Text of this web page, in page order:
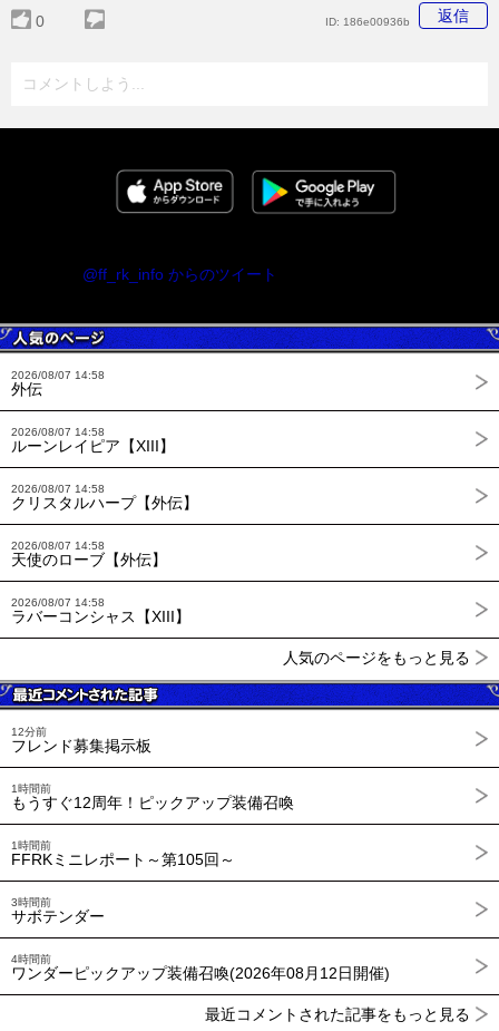
0 返信
ID: 186e00936b
コメントしよう...
@ff_rk_info からのツイート
2026/08/07 14:58
外伝
2026/08/07 14:58
ルーンレイピア【XIII】
2026/08/07 14:58
クリスタルハープ【外伝】
2026/08/07 14:58
天使のローブ【外伝】
2026/08/07 14:58
ラバーコンシャス【XIII】
人気のページをもっと見る
12分前
フレンド募集掲示板
1時間前
もうすぐ12周年！ピックアップ装備召喚
1時間前
FFRKミニレポート～第105回～
3時間前
サボテンダー
4時間前
ワンダーピックアップ装備召喚(2026年08月12日開催)
最近コメントされた記事をもっと見る